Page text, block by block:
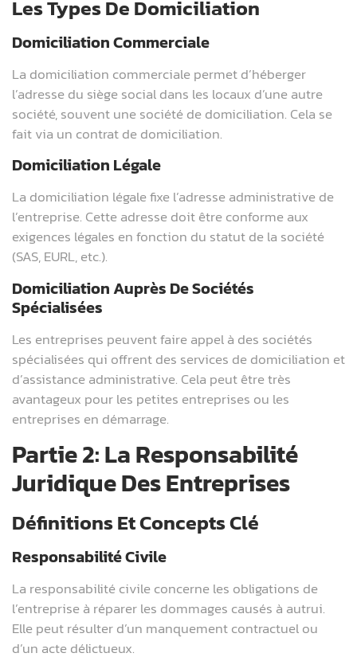
Les Types De Domiciliation
Domiciliation Commerciale
La domiciliation commerciale permet d’héberger
l’adresse du siège social dans les locaux d’une autre
société, souvent une société de domiciliation. Cela se
fait via un contrat de domiciliation.
Domiciliation Légale
La domiciliation légale fixe l’adresse administrative de
l’entreprise. Cette adresse doit être conforme aux
exigences légales en fonction du statut de la société
(SAS, EURL, etc.).
Domiciliation Auprès De Sociétés
Spécialisées
Les entreprises peuvent faire appel à des sociétés
spécialisées qui offrent des services de domiciliation et
d’assistance administrative. Cela peut être très
avantageux pour les petites entreprises ou les
entreprises en démarrage.
Partie 2: La Responsabilité
Juridique Des Entreprises
Définitions Et Concepts Clé
Responsabilité Civile
La responsabilité civile concerne les obligations de
l’entreprise à réparer les dommages causés à autrui.
Elle peut résulter d’un manquement contractuel ou
d’un acte délictueux.